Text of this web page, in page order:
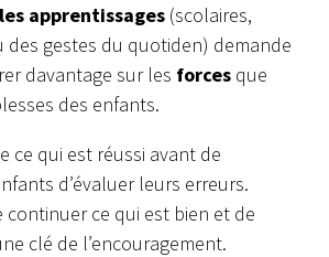
apprentissages (scolaires,
des gestes du quotiden) demande
davantage sur les forces que
des enfants.
ce qui est réussi avant de
d’évaluer leurs erreurs.
continuer ce qui est bien et de
clé de l’encouragement.